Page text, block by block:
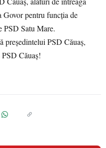
pentru funcția de
PSD Satu Mare.
președintelui PSD Căuaș,
Căuaș!